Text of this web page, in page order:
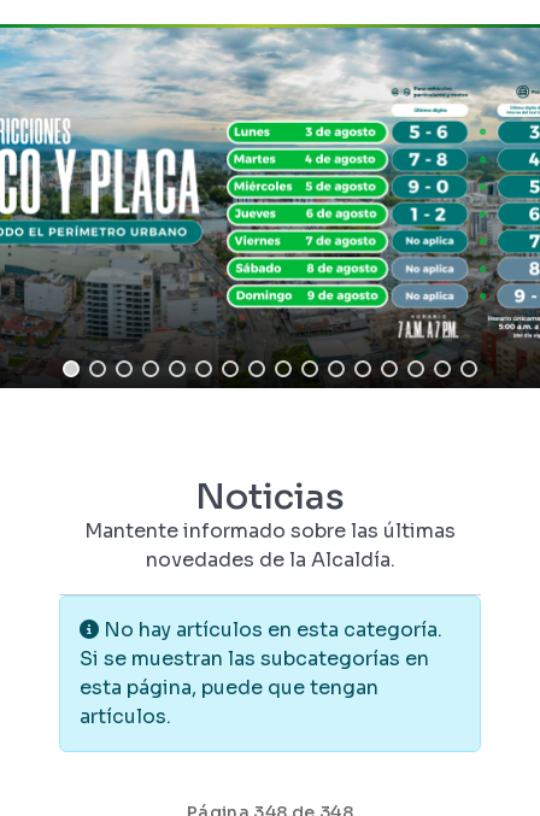
Noticias
Mantente informado sobre las últimas
novedades de la Alcaldía.
Información
No hay artículos en esta categoría.
Si se muestran las subcategorías en
esta página, puede que tengan
artículos.